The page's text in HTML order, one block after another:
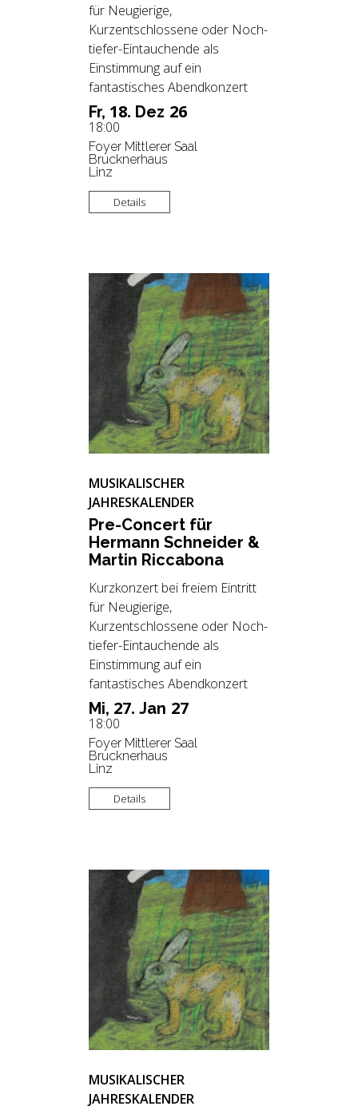
Fr, 18. Dez 26
18:00
Foyer Mittlerer Saal
Brucknerhaus
Linz
für Neugierige,
Kurzentschlossene oder Noch-
tiefer-Eintauchende als
Einstimmung auf ein
fantastisches Abendkonzert
Details
Mi, 27. Jan 27
18:00
Foyer Mittlerer Saal
Brucknerhaus
Linz
MUSIKALISCHER
JAHRESKALENDER
Pre-Con­cert für
Her­mann Schnei­der &
Mar­tin Ric­c­a­bo­na
Kurzkonzert bei freiem Eintritt
für Neugierige,
Kurzentschlossene oder Noch-
tiefer-Eintauchende als
Einstimmung auf ein
fantastisches Abendkonzert
Details
MUSIKALISCHER
JAHRESKALENDER